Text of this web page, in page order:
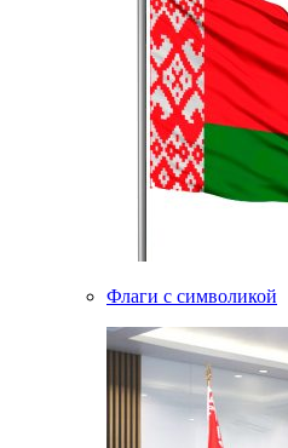
Флаги с символикой